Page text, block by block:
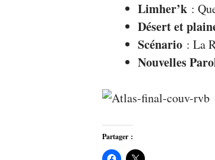
Limher’k :
Désert et
Scénario : La
Nouvelles
Partager :